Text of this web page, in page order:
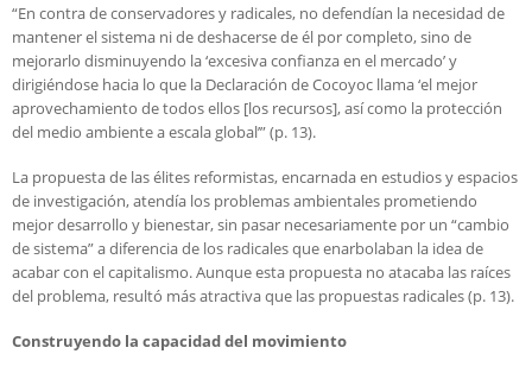
“En contra de conservadores y radicales, no defendían la necesidad de
mantener el sistema ni de deshacerse de él por completo, sino de
mejorarlo disminuyendo la ‘excesiva confianza en el mercado’ y
dirigiéndose hacia lo que la Declaración de Cocoyoc llama ‘el mejor
aprovechamiento de todos ellos [los recursos], así como la protección
del medio ambiente a escala global’” (p. 13).
La propuesta de las élites reformistas, encarnada en estudios y espacios
de investigación, atendía los problemas ambientales prometiendo
mejor desarrollo y bienestar, sin pasar necesariamente por un “cambio
de sistema” a diferencia de los radicales que enarbolaban la idea de
acabar con el capitalismo. Aunque esta propuesta no atacaba las raíces
del problema, resultó más atractiva que las propuestas radicales (p. 13).
Construyendo la capacidad del movimiento